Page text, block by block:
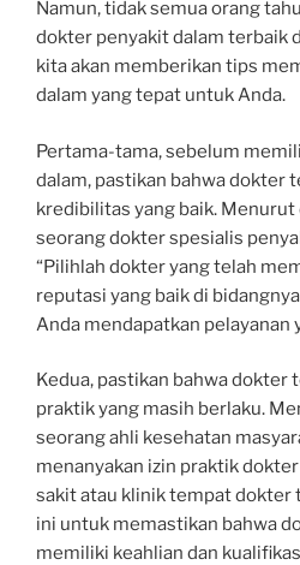
Namun, tidak semua orang
dokter penyakit dalam terbaik
kita akan memberikan tips
dalam yang tepat untuk Anda.
Pertama-tama, sebelum
dalam, pastikan bahwa dokter
kredibilitas yang baik. Menurut
seorang dokter spesialis
“Pilihlah dokter yang telah
reputasi yang baik di
Anda mendapatkan pelayanan
Kedua, pastikan bahwa
praktik yang masih berlaku.
seorang ahli kesehatan
menanyakan izin praktik
sakit atau klinik tempat dokter
ini untuk memastikan bahwa
memiliki keahlian dan